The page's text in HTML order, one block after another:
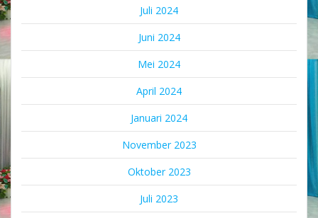
Juli 2024
Juni 2024
Mei 2024
April 2024
Januari 2024
November 2023
Oktober 2023
Juli 2023